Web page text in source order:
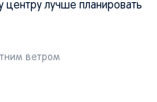
центру лучше планировать
ветром